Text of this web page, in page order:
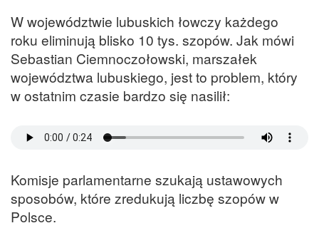
W województwie lubuskich łowczy każdego
roku eliminują blisko 10 tys. szopów. Jak mówi
Sebastian Ciemnoczołowski, marszałek
województwa lubuskiego, jest to problem, który
w ostatnim czasie bardzo się nasilił:
Komisje parlamentarne szukają ustawowych
sposobów, które zredukują liczbę szopów w
Polsce.